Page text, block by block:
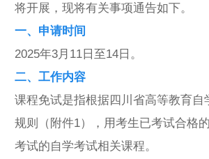
将开展，现将有关事项通告如下。
一、申请时间
2025年3月11日至14日。
二、工作内容
课程免试是指根据四川省高等教育自
规则（附件1），用考生已考试合格
考试的自学考试相关课程。